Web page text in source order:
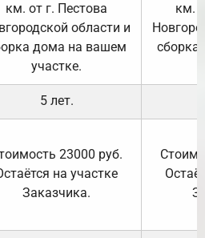
км. от г. Пестова
области и
дома на вашем
участке.
км.
5 лет.
23000 руб.
на участке
Заказчика.